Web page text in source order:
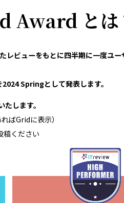
とは
ビューをもとに四半期に一度ユー
Springとして発表します。
します。
ばGridに表示）
稿ください